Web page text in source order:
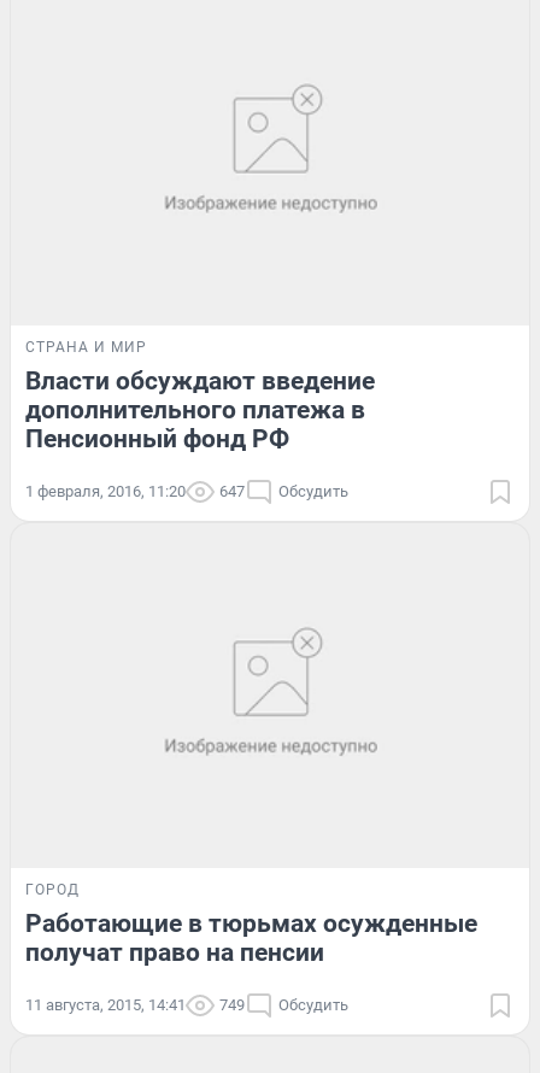
СТРАНА И МИР
Власти обсуждают введение
дополнительного платежа в
Пенсионный фонд РФ
1 февраля, 2016, 11:20 647 Обсудить
ГОРОД
Работающие в тюрьмах осужденные
получат право на пенсии
11 августа, 2015, 14:41 749 Обсудить